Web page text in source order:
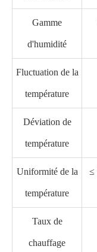
Gamme
d'humidité
Fluctuation de la
température
Déviation de
température
Uniformité de la
température
≤
Taux de
chauffage